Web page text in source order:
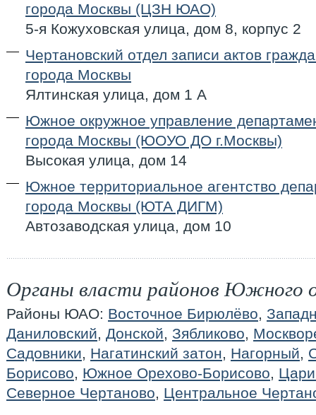
города Москвы (ЦЗН ЮАО)
5-я Кожуховская улица, дом 8, корпус 2
Чертановский отдел записи актов
города Москвы
Ялтинская улица, дом 1 А
Южное окружное управление
города Москвы (ЮОУО ДО г.Москвы)
Высокая улица, дом 14
Южное территориальное агентство
города Москвы (ЮТА ДИГМ)
Автозаводская улица, дом 10
Органы власти районов Южного
Районы ЮАО: Восточное Бирюлёво,
Даниловский, Донской, Зябликово,
Садовники, Нагатинский затон, Нагорный,
Борисово, Южное Орехово-Борисово,
Северное Чертаново, Центральное